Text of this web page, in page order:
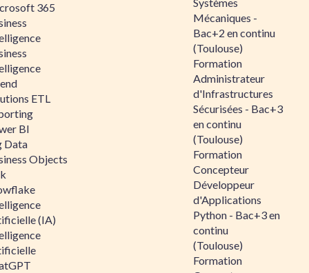
365
ETL
BI
Data
Objects
(IA)
Mécaniques -
Bac+2 en continu
(Toulouse)
Formation
Administrateur
d'Infrastructures
Sécurisées - Bac+3
en continu
(Toulouse)
Formation
Concepteur
Développeur
d'Applications
Python - Bac+3 en
continu
(Toulouse)
Formation